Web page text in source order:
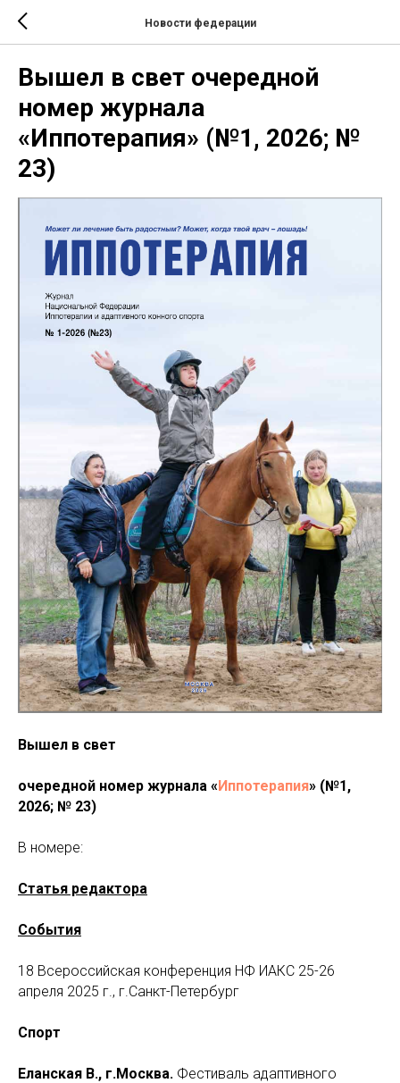
Новости федерации
Вышел в свет очередной
номер журнала
«Иппотерапия» (№1, 2026; №
23)
Вышел в свет
очередной номер журнала «Иппотерапия» (№1,
2026; № 23)
В номере:
Статья редактора
События
18 Всероссийская конференция НФ ИАКС 25-26
апреля 2025 г., г.Санкт-Петербург
Спорт
Еланская В., г.Москва. Фестиваль адаптивного